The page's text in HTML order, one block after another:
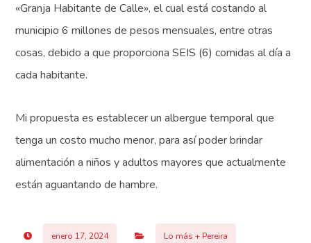
«Granja Habitante de Calle», el cual está costando al
municipio 6 millones de pesos mensuales, entre otras
cosas, debido a que proporciona SEIS (6) comidas al día a
cada habitante.
Mi propuesta es establecer un albergue temporal que
tenga un costo mucho menor, para así poder brindar
alimentación a niños y adultos mayores que actualmente
están aguantando de hambre.
enero 17, 2024 Lo más + Pereira